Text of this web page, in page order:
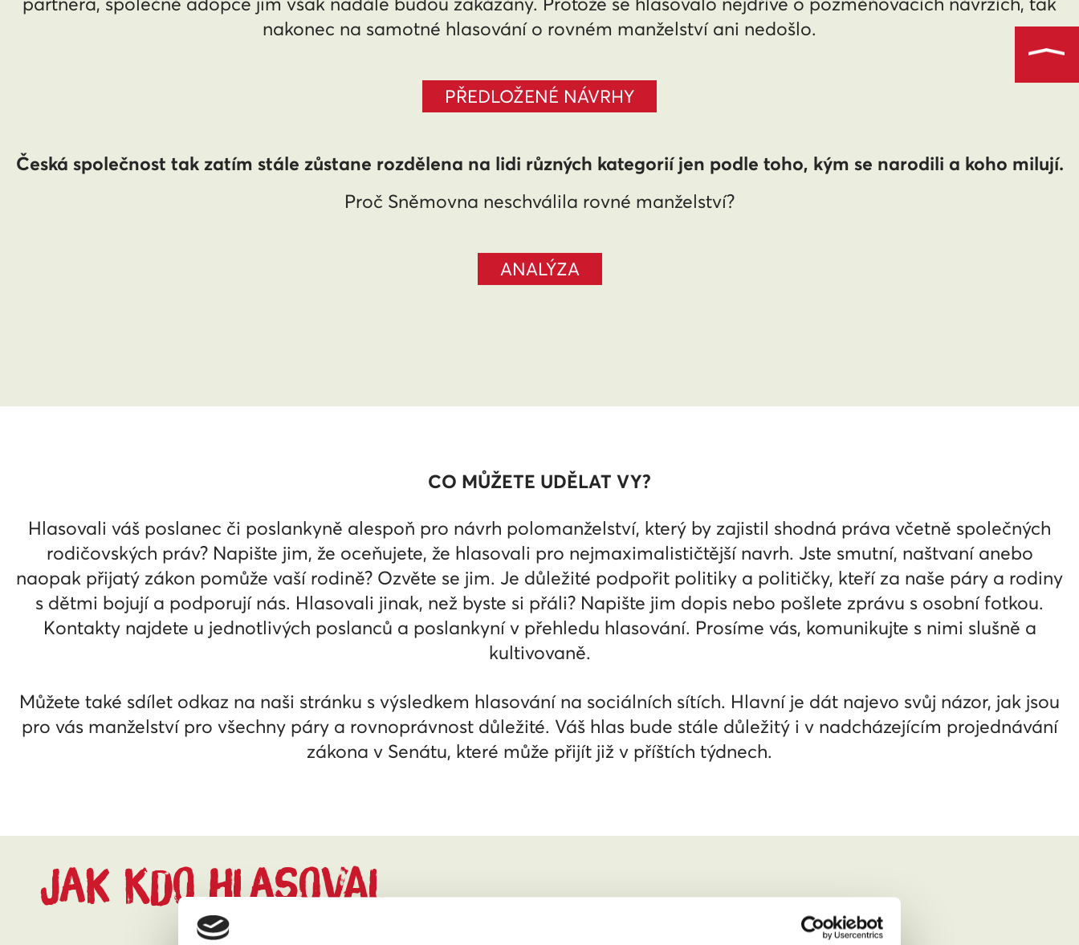
nakonec na samotné hlasování o rovném manželství ani nedošlo.
PŘEDLOŽENÉ NÁVRHY
Česká společnost tak zatím stále zůstane rozdělena na lidi různých kategorií jen podle toho, kým se narodili a koho milují.
Proč Sněmovna neschválila rovné manželství?
ANALÝZA
CO MŮŽETE UDĚLAT VY?
Hlasovali váš poslanec či poslankyně alespoň pro návrh polomanželství, který by zajistil shodná práva včetně společných
rodičovských práv? Napište jim, že oceňujete, že hlasovali pro nejmaximalističtější navrh. Jste smutní, naštvaní anebo
naopak přijatý zákon pomůže vaší rodině? Ozvěte se jim. Je důležité podpořit politiky a političky, kteří za naše páry a rodiny
s dětmi bojují a podporují nás. Hlasovali jinak, než byste si přáli? Napište jim dopis nebo pošlete zprávu s osobní fotkou.
Kontakty najdete u jednotlivých poslanců a poslankyní v přehledu hlasování. Prosíme vás, komunikujte s nimi slušně a
kultivovaně.
Můžete také sdílet odkaz na naši stránku s výsledkem hlasování na sociálních sítích. Hlavní je dát najevo svůj názor, jak jsou
pro vás manželství pro všechny páry a rovnoprávnost důležité. Váš hlas bude stále důležitý i v nadcházejícím projednávání
zákona v Senátu, které může přijít již v příštích týdnech.
JAK KDO HLASOVAL